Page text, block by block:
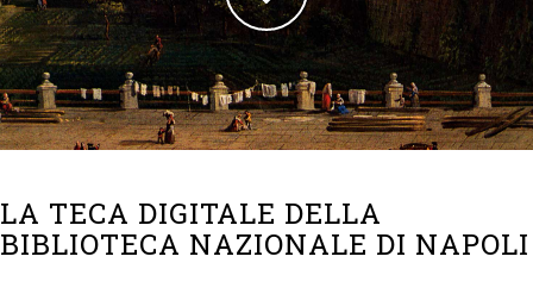
LA TECA DIGITALE DELLA
BIBLIOTECA NAZIONALE DI NAPOLI